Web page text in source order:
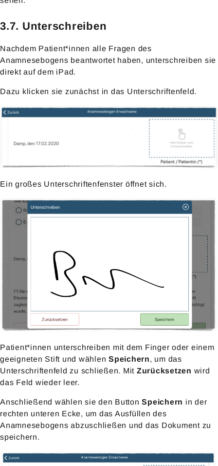
3.7. Unterschreiben
Nachdem Patient*innen alle Fragen des
Anamnesebogens beantwortet haben, unterschreiben sie
direkt auf dem iPad.
Dazu klicken sie zunächst in das Unterschriftenfeld.
Ein großes Unterschriftenfenster öffnet sich.
Patient*innen unterschreiben mit dem Finger oder einem
geeigneten Stift und wählen Speichern, um das
Unterschriftenfeld zu schließen. Mit Zurücksetzen wird
das Feld wieder leer.
Anschließend wählen sie den ButtonSpeichern in der
rechten unteren Ecke, um das Ausfüllen des
Anamnesebogens abzuschließen und das Dokument zu
speichern.